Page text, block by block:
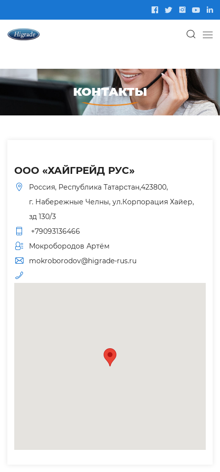
КОНТАКТЫ
ООО «ХАЙГРЕЙД РУС»
Россия, Республика Татарстан,423800,
г. Набережные Челны, ул.Корпорация Хайер,
зд 130/3
+79093136466
Мокробородов Артём
mokroborodov@higrade-rus.ru